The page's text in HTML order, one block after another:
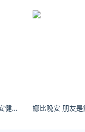
李美奕冰 陈哲远哥哥生日快乐 平安健康幸福快乐